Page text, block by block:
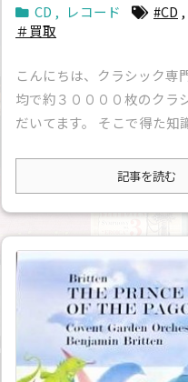
CD , レコード #CD ,
＃買取
こんにちは、クラシック専
均で約３００００枚のクラ
だいてます。 そこで得た知
記事を読む